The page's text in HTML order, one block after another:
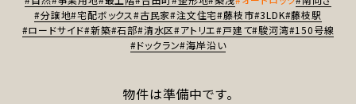
#分譲地#宅配ボックス#古民家#注文住宅#藤枝市#3LDK#藤枝駅
#ロードサイド#新築#石部#清水区#アトリエ#戸建て#駿河湾#150号線
#ドックラン#海岸沿い
物件は準備中です。